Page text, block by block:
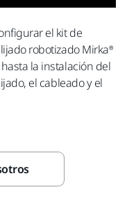
el kit de
robotizado Mirka®
la instalación del
el cableado y el